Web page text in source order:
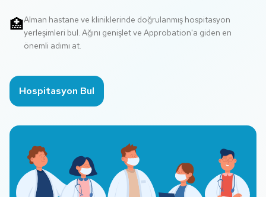
🏥Alman hastane ve kliniklerinde doğrulanmış hospitasyon
yerleşimleri bul. Ağını genişlet ve Approbation'a giden en
önemli adımı at.
Hospitasyon Bul